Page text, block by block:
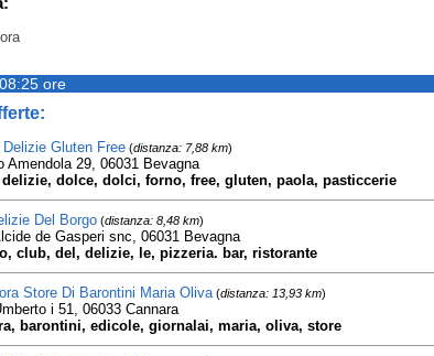
ore
Delizie Gluten Free(distanza: 7,88 km)
Amendola 29, 06031 Bevagna
dolce, dolci, forno, free, gluten, paola, pasticcerie
Del Borgo(distanza: 8,48 km)
de Gasperi snc, 06031 Bevagna
club, del, delizie, le, pizzeria. bar, ristorante
Store Di Barontini Maria Oliva(distanza: 13,93 km)
i 51, 06033 Cannara
barontini, edicole, giornalai, maria, oliva, store